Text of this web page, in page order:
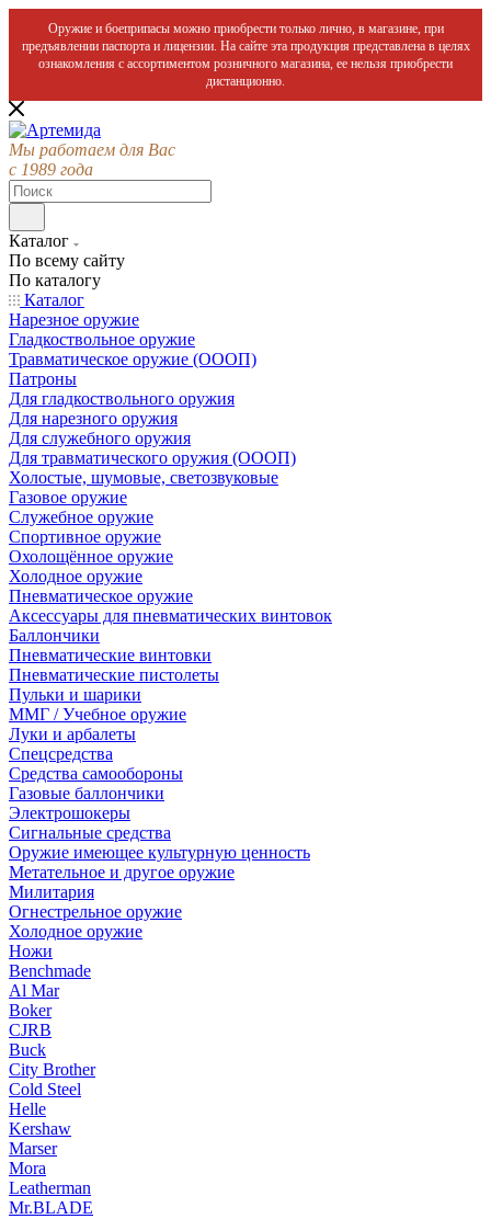
Оружие и боеприпасы можно приобрести только лично, в магазине, при
предъявлении паспорта и лицензии. На сайте эта продукция представлена в целях
ознакомления с ассортиментом розничного магазина, ее нельзя приобрести
дистанционно.
Мы работаем для Вас
с 1989 года
Каталог
По всему сайту
По каталогу
Каталог
Нарезное оружие
Гладкоствольное оружие
Травматическое оружие (ОООП)
Патроны
Для гладкоствольного оружия
Для нарезного оружия
Для служебного оружия
Для травматического оружия (ОООП)
Холостые, шумовые, светозвуковые
Газовое оружие
Служебное оружие
Спортивное оружие
Охолощённое оружие
Холодное оружие
Пневматическое оружие
Аксессуары для пневматических винтовок
Баллончики
Пневматические винтовки
Пневматические пистолеты
Пульки и шарики
ММГ / Учебное оружие
Луки и арбалеты
Спецсредства
Средства самообороны
Газовые баллончики
Электрошокеры
Сигнальные средства
Оружие имеющее культурную ценность
Метательное и другое оружие
Милитария
Огнестрельное оружие
Холодное оружие
Ножи
Benchmade
Al Mar
Boker
CJRB
Buck
City Brother
Cold Steel
Helle
Kershaw
Marser
Mora
Leatherman
Mr.BLADE